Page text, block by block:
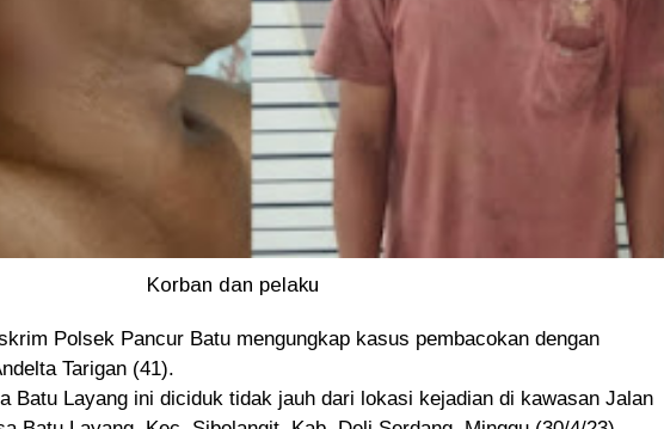
Korban dan pelaku
Polsek Pancur Batu mengungkap kasus pembacokan dengan
Tarigan (41).
Batu Layang ini diciduk tidak jauh dari lokasi kejadian di kawasan Jalan